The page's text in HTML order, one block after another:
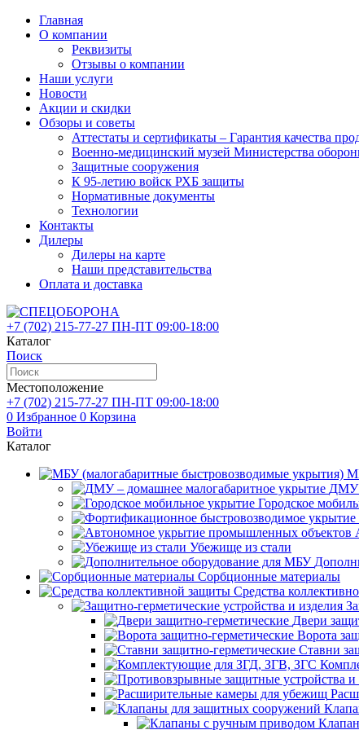
Главная
О компании
Реквизиты
Отзывы о компании
Наши услуги
Новости
Акции и скидки
Обзоры и советы
Аттестаты и сертификаты – Гарантия
Военно-медицинский музей Министерства
Защитные сооружения
К 95-летию войск РХБ защиты
Нормативные документы
Технологии
Контакты
Дилеры
Дилеры на карте
Наши представительства
Оплата и доставка
+7 (702) 215-77-27 ПН-ПТ 09:00-18:00
Каталог
Поиск
Местоположение
+7 (702) 215-77-27 ПН-ПТ 09:00-18:00
0 Избранное 0 Корзина
Войти
Каталог
ДМУ
Городское
Убежище из стали
Сорбционные материалы
Средства
Двери
Ворота
Ставни